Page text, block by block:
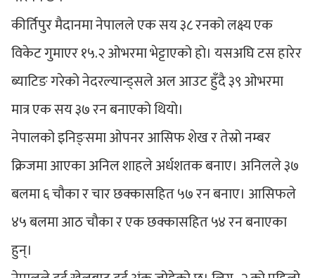
कीर्तिपुर मैदानमा नेपालले एक सय ३८ रनको लक्ष्य एक
विकेट गुमाएर १५.२ ओभरमा भेट्टाएको हो। यसअघि टस हारेर
ब्याटिङ गरेको नेदरल्यान्ड्सले अल आउट हुँदै ३९ ओभरमा
मात्र एक सय ३७ रन बनाएको थियो।
नेपालको इनिङ्समा ओपनर आसिफ शेख र तेस्रो नम्बर
क्रिजमा आएका अनिल शाहले अर्धशतक बनाए। अनिलले ३७
बलमा ६ चौका र चार छक्कासहित ५७ रन बनाए। आसिफले
४५ बलमा आठ चौका र एक छक्कासहित ५४ रन बनाएका
हुन्।